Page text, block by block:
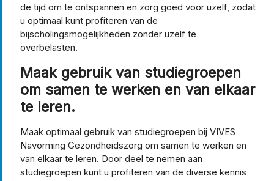
de tijd om te ontspannen en zorg goed voor uzelf, zodat
u optimaal kunt profiteren van de
bijscholingsmogelijkheden zonder uzelf te
overbelasten.
Maak gebruik van studiegroepen
om samen te werken en van elkaar
te leren.
Maak optimaal gebruik van studiegroepen bij VIVES
Navorming Gezondheidszorg om samen te werken en
van elkaar te leren. Door deel te nemen aan
studiegroepen kunt u profiteren van de diverse kennis